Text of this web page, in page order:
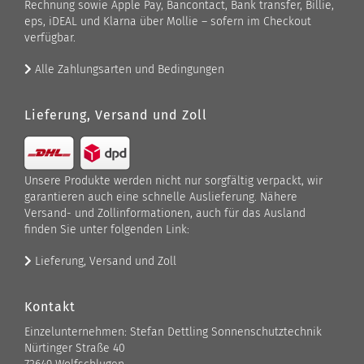
Rechnung sowie Apple Pay, Bancontact, Bank transfer, Billie,
eps, iDEAL und Klarna über Mollie – sofern im Checkout
verfügbar.
Alle Zahlungsarten und Bedingungen
Lieferung, Versand und Zoll
Unsere Produkte werden nicht nur sorgfältig verpackt, wir
garantieren auch eine schnelle Auslieferung. Nähere
Versand- und Zollinformationen, auch für das Ausland
finden Sie unter folgenden Link:
Lieferung, Versand und Zoll
Kontakt
Einzelunternehmen: Stefan Dettling Sonnenschutztechnik
Nürtinger Straße 40